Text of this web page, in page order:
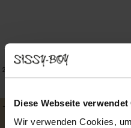
Diese Webseite verwendet
Wir verwenden Cookies,
T-Shirt - dunkelbraun
44.99
35.99
2
-30%